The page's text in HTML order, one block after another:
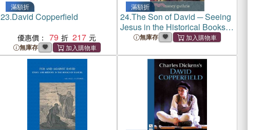
滿額折
23.David Copperfield
優惠價： 79 217
無庫存
滿額折
24.The Son of David ─ Seeing
Jesus in the Historical Books:
a 10-week Study
無庫存